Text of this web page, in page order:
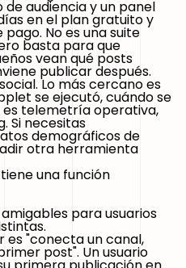
audiencia y un panel
en el plan gratuito y
No es una suite
basta para que
vean qué posts
publicar después.
Lo más cercano es
se ejecutó, cuándo se
es telemetría operativa,
Si necesitas
demográficos de
otra herramienta
tiene una función
para usuarios
es "conecta un canal,
post". Un usuario